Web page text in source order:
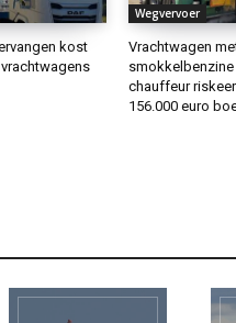
kost
Wegvervoer
Vrachtwagen
smokkelbenzine
chauffeur
156.000 euro